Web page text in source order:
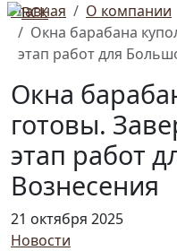
Главная О компании
Окна барабана
этап работ для
Окна
готовы.
этап работ
Вознесения
21 октября 2025
Новости